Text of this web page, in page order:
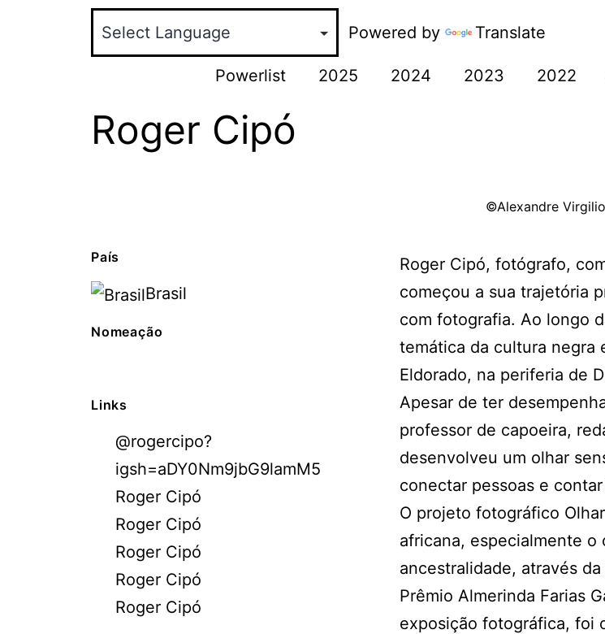
Powered by Translate
Powerlist 2025 2024 2023 2022
Roger Cipó
©Alexandre Virgilio
País
Brasil
Nomeação
Links
@rogercipo?
igsh=aDY0Nm9jbG9lamM5
Roger Cipó
Roger Cipó
Roger Cipó
Roger Cipó
Roger Cipó
Roger Cipó, fotógrafo,
começou a sua trajetória
com fotografia. Ao longo
temática da cultura negra
Eldorado, na periferia de
Apesar de ter
professor de capoeira,
desenvolveu um olhar
conectar pessoas e
O projeto fotográfico
africana, especialmente o
ancestralidade, através
Prêmio Almerinda Farias
exposição fotográfica, foi